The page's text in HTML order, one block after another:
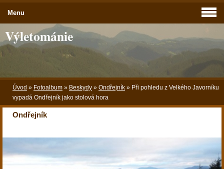
Výletománie
Úvod » Fotoalbum » Beskydy » Ondřejník » Při pohledu z Velkého Javorníku
vypadá Ondřejník jako stolová hora
Ondřejník
Menu